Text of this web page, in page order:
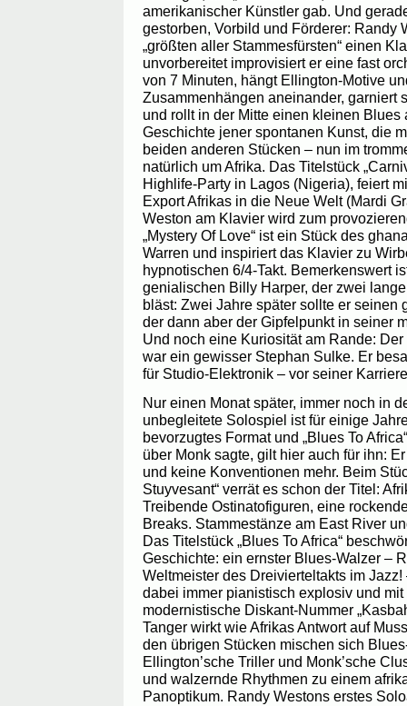
amerikanischer Künstler gab. Und
gestorben, Vorbild und Förderer: Randy
„größten aller Stammesfürsten“ einen
unvorbereitet improvisiert er eine fast
von 7 Minuten, hängt Ellington-Motive
Zusammenhängen aneinander, garniert
und rollt in der Mitte einen kleinen
Geschichte jener spontanen Kunst, die
beiden anderen Stücken – nun im
natürlich um Afrika. Das Titelstück
Highlife-Party in Lagos (Nigeria), feiert
Export Afrikas in die Neue Welt (Mardi
Weston am Klavier wird zum
„Mystery Of Love“ ist ein Stück des
Warren und inspiriert das Klavier zu
hypnotischen 6/4-Takt. Bemerkenswert
genialischen Billy Harper, der zwei
bläst: Zwei Jahre später sollte er seinen
der dann aber der Gipfelpunkt in seiner
Und noch eine Kuriosität am Rande:
war ein gewisser Stephan Sulke. Er
für Studio-Elektronik – vor seiner
Nur einen Monat später, immer noch in
unbegleitete Solospiel ist für einige
bevorzugtes Format und „Blues To
über Monk sagte, gilt hier auch für ihn:
und keine Konventionen mehr. Beim
Stuyvesant“ verrät es schon der Titel:
Treibende Ostinatofiguren, eine
Breaks. Stammestänze am East River
Das Titelstück „Blues To Africa“
Geschichte: ein ernster Blues-Walzer –
Weltmeister des Dreivierteltakts im
dabei immer pianistisch explosiv und
modernistische Diskant-Nummer
Tanger wirkt wie Afrikas Antwort auf
den übrigen Stücken mischen sich
Ellington’sche Triller und Monk’sche
und walzernde Rhythmen zu einem
Panoptikum. Randy Westons erstes